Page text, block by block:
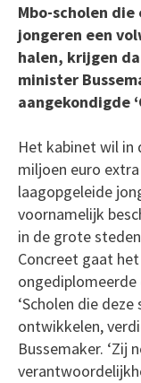
Mbo-scholen
jongeren een
halen, krijgen
minister
aangekondigde
Het kabinet wil in
miljoen euro
laagopgeleide
voornamelijk
in de grote
Concreet gaat
‘Scholen die
ontwikkelen,
Bussemaker. ‘Zij